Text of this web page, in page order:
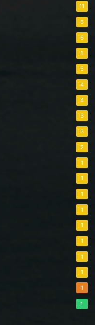
11
6
6
5
5
4
4
3
3
2
1
1
1
1
1
1
1
1
1
1